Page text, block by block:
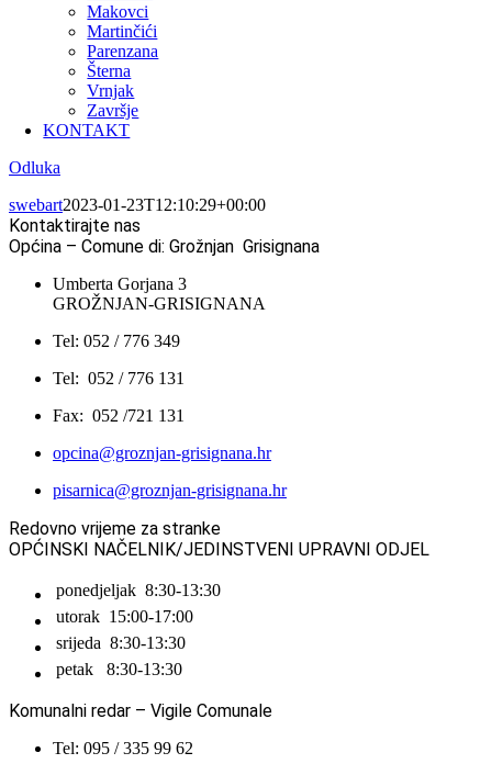
Makovci
Martinčići
Parenzana
Šterna
Vrnjak
Završje
KONTAKT
Odluka
swebart2023-01-23T12:10:29+00:00
Kontaktirajte nas
Općina – Comune di: Grožnjan Grisignana
Umberta Gorjana 3
GROŽNJAN-GRISIGNANA
Tel: 052 / 776 349
Tel: 052 / 776 131
Fax: 052 /721 131
opcina@groznjan-grisignana.hr
pisarnica@groznjan-grisignana.hr
Redovno vrijeme za stranke
OPĆINSKI NAČELNIK/JEDINSTVENI UPRAVNI ODJEL
ponedjeljak 8:30-13:30
utorak 15:00-17:00
srijeda 8:30-13:30
petak
8:30-13:30
Komunalni redar – Vigile Comunale
Tel: 095 / 335 99 62